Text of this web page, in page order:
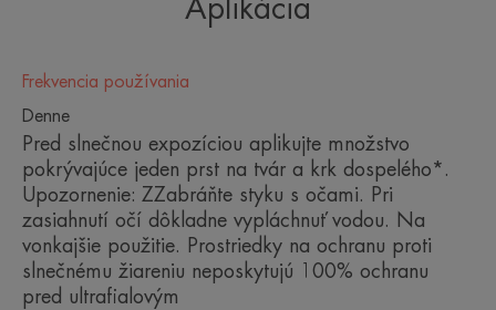
vône je vhodné pre citlivú pokožku.
NIEKOĽKO SLOV OD NÁŠHO
ODBORNÍKA
Aplikácia
Frekvencia používania
Denne
Pred slnečnou expozíciou aplikujte množstvo
pokrývajúce jeden prst na tvár a krk dospelého*.
Upozornenie: ZZabráňte styku s očami. Pri
zasiahnutí očí dôkladne vypláchnuť vodou. Na
vonkajšie použitie. Prostriedky na ochranu proti
slnečnému žiareniu neposkytujú 100% ochranu
pred ultrafialovým